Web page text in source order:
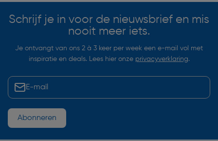
Schrijf je in voor de nieuwsbrief en mis
nooit meer iets.
Je ontvangt van ons 2 à 3 keer per week een e-mail vol met
inspiratie en deals. Lees hier onze privacyverklaring.
Abonneren